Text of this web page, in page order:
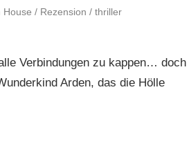
House / Rezension /thriller
Verbindungen zu kappen… doch
Arden, das die Hölle